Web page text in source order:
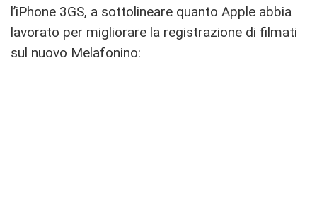
l’iPhone 3GS, a sottolineare quanto Apple abbia
lavorato per migliorare la registrazione di filmati
sul nuovo Melafonino: